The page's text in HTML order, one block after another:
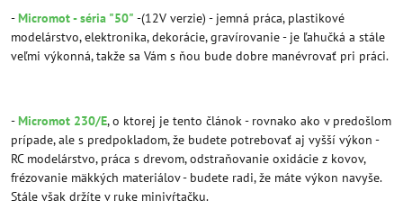
-Micromot - séria "50" -(12V verzie) - jemná práca, plastikové
modelárstvo, elektronika, dekorácie, gravírovanie - je ľahučká a stále
veľmi výkonná, takže sa Vám s ňou bude dobre manévrovať pri práci.
-Micromot 230/E, o ktorej je tento článok - rovnako ako v predošlom
prípade, ale s predpokladom, že budete potrebovať aj vyšší výkon -
RC modelárstvo, práca s drevom, odstraňovanie oxidácie z kovov,
frézovanie mäkkých materiálov - budete radi, že máte výkon navyše.
Stále však držíte v ruke minivŕtačku.